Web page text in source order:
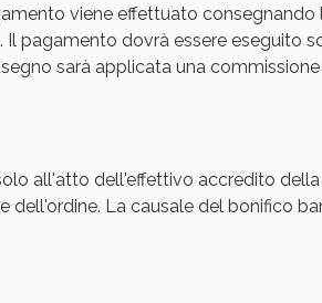
viene effettuato
pagamento dovrà essere eseguito
sarà applicata una
all'atto dell'effettivo accredito
La causale del bonifico
e Fanghi: Sconto